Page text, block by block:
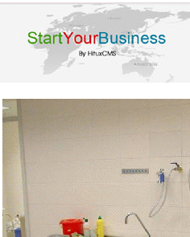
供应室布局
医疗净化